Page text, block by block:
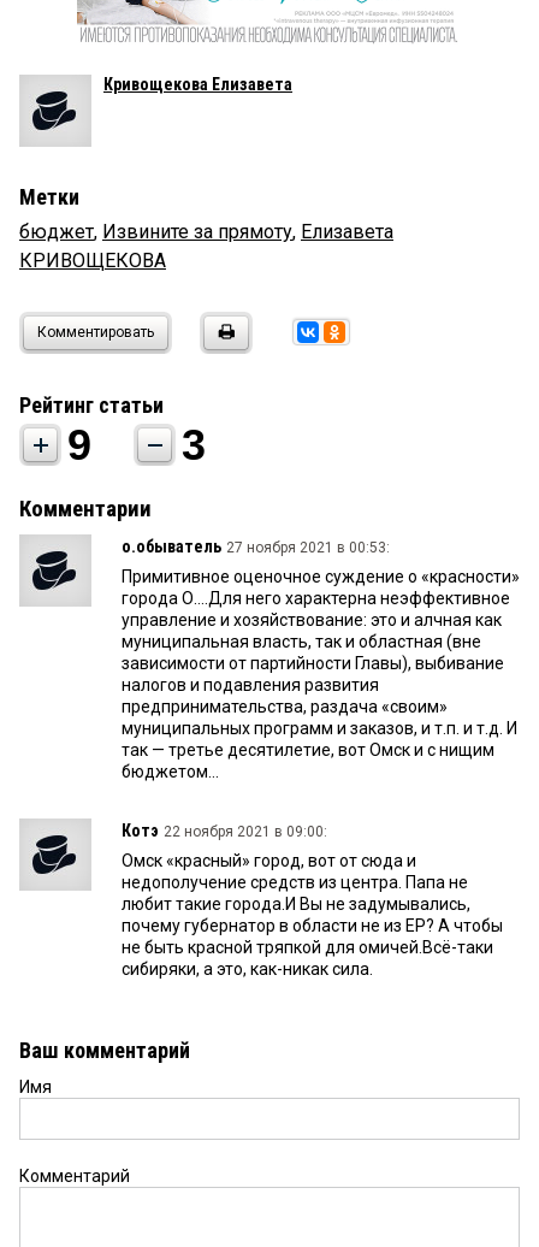
Кривощекова Елизавета
Метки
бюджет, Извините за прямоту, Елизавета
КРИВОЩЕКОВА
Комментировать
Рейтинг статьи
9 3
Комментарии
о.обыватель 27 ноября 2021 в 00:53:
Примитивное оценочное суждение о «красности»
города О....Для него характерна неэффективное
управление и хозяйствование: это и алчная как
муниципальная власть, так и областная (вне
зависимости от партийности Главы), выбивание
налогов и подавления развития
предпринимательства, раздача «своим»
муниципальных программ и заказов, и т.п. и т.д. И
так — третье десятилетие, вот Омск и с нищим
бюджетом...
Котэ 22 ноября 2021 в 09:00:
Омск «красный» город, вот от сюда и
недополучение средств из центра. Папа не
любит такие города.И Вы не задумывались,
почему губернатор в области не из ЕР? А чтобы
не быть красной тряпкой для омичей.Всё-таки
сибиряки, а это, как-никак сила.
Ваш комментарий
Имя
Комментарий